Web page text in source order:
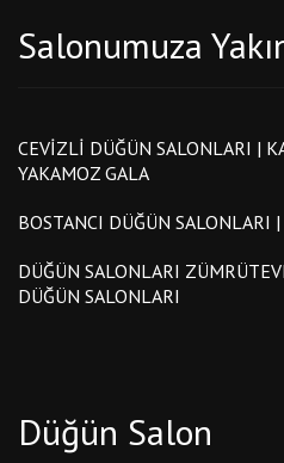
Salonumuza
CEVIZLI DÜĞÜN SALONLARI |
YAKAMOZ GALA
BOSTANCI DÜĞÜN SALONLARI
DÜĞÜN SALONLARI
DÜĞÜN SALONLARI
Düğün Salon